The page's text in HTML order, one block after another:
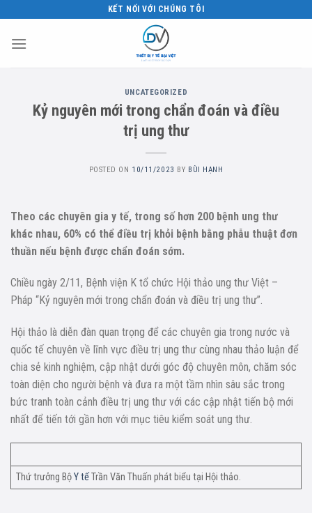
content
KẾT NỐI VỚI CHÚNG TÔI
UNCATEGORIZED
Kỷ nguyên mới trong chẩn đoán và điều
trị ung thư
POSTED ON 10/11/2023 BY BÙI HẠNH
Theo các chuyên gia y tế, trong số hơn 200 bệnh ung thư
khác nhau, 60% có thể điều trị khỏi bệnh bằng phẫu thuật đơn
thuần nếu bệnh được chẩn đoán sớm.
Chiều ngày 2/11, Bệnh viện K tổ chức Hội thảo ung thư Việt –
Pháp “Kỷ nguyên mới trong chẩn đoán và điều trị ung thư”.
Hội thảo là diễn đàn quan trọng để các chuyên gia trong nước và
quốc tế chuyên về lĩnh vực điều trị ung thư cùng nhau thảo luận để
chia sẻ kinh nghiệm, cập nhật dưới góc độ chuyên môn, chăm sóc
toàn diện cho người bệnh và đưa ra một tầm nhìn sâu sắc trong
bức tranh toàn cảnh điều trị ung thư với các cập nhật tiến bộ mới
nhất để tiến tới gần hơn với mục tiêu kiểm soát ung thư.
Thứ trưởng BộY tếTrần Văn Thuấn phát biểu tại Hội thảo.